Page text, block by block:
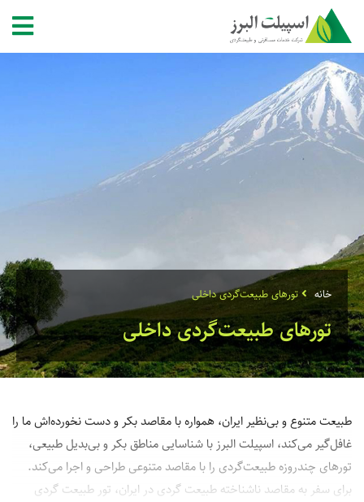
خانه تورهای طبیعت‌گردی داخلی
تورهای طبیعت‌گردی داخلی
طبیعت متنوع و بی‌نظیر ایران، همواره با مقاصد بکر و دست نخورده‌اش ما را
غافل‌گیر می‌کند، اسپیلت البرز با شناسایی مناطق بکر و بی‌بدیل طبیعی،
تورهای چندروزه طبیعت‌گردی را با مقاصد متنوعی طراحی و اجرا می‌کند.
برای سفر به مقاصد ناشناخته طبیعت گردی در ایران، تور طبیعت گردی